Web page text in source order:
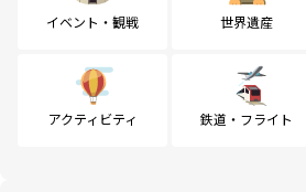
イベント・観戦 世界遺産
アクティビティ 鉄道・フライト